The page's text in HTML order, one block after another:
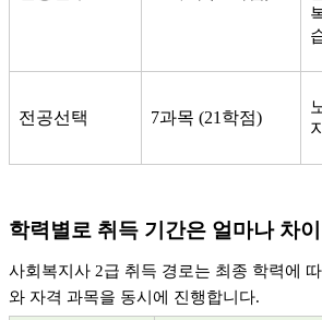
전공선택 7과목 (21학점)
학력별로 취득 기간은 얼마나 차
사회복지사 2급 취득 경로는 최종 학력에
와 자격 과목을 동시에 진행합니다.